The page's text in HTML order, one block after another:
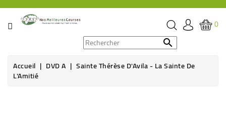
CATÉGORIE
ÉPICERIE
0

Accueil DVD A Sainte Thérèse D'Avila - La Sainte De
L'Amitié